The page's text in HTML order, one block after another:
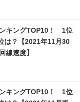
ンキングTOP10！ 1位
は？【2021年11月30
線速度】
ンキングTOP10！ 1位